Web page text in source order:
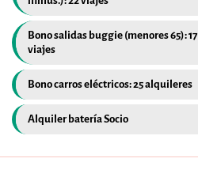
Bono salidas buggie (menores 65): 17
viajes
Bono carros eléctricos: 25 alquileres
Alquiler batería Socio